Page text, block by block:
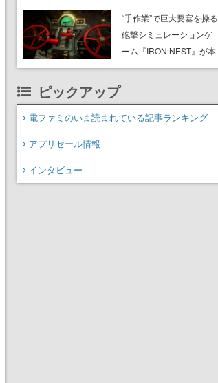
“手作業”で巨大要塞を操る
砲撃シミュレーションゲ
ーム『IRON NEST』が本
日8月7日Steamにてリリ
オペでこなし、強烈な一
撃をブチかませるロマン
ピックアップ
電ファミのいま読まれている記事ランキング
アプリセール情報
インタビュー